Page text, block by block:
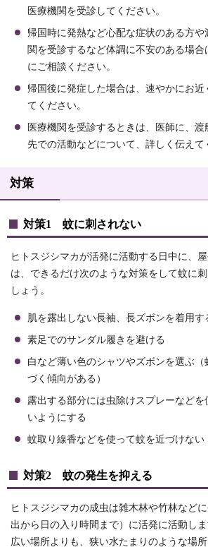
医療機関を受診してください。
帰国時に発熱など心配な症状のある方
関を受診するなど体調に不安のある場
にご相談ください。
帰国後に発症した場合は、速やかにお近
てください。
医療機関を受診するときは、医師に、
先での活動などについて、詳しく伝えて
対策
対策1 蚊に刺されない
ヒトスジシマカが活発に活動する日中に、
は、できるだけ次のような対策をして蚊に
しょう。
肌を露出しない長袖、長ズボンを着用す
素足でのサンダル履きを避ける
白など薄い色のシャツやズボンを選ぶ
づく傾向がある）
露出する部分には虫除けスプレーなど
いようにする
蚊取り線香などを使って蚊を近づけな
対策2 蚊の発生を抑える
ヒトスジシマカの成虫は雑木林や竹林など
出から日の入り時間まで）に活発に活動し
広い場所よりも、狭い水たまりのような場